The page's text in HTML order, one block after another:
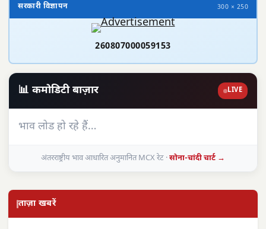
सरकारी विज्ञापन 300 × 250
260807000059153
📊 कमोडिटी बाज़ार LIVE
भाव लोड हो रहे हैं…
अंतरराष्ट्रीय भाव आधारित अनुमानित MCX रेट ·सोना-चांदी चार्ट →
ताज़ा खबरें